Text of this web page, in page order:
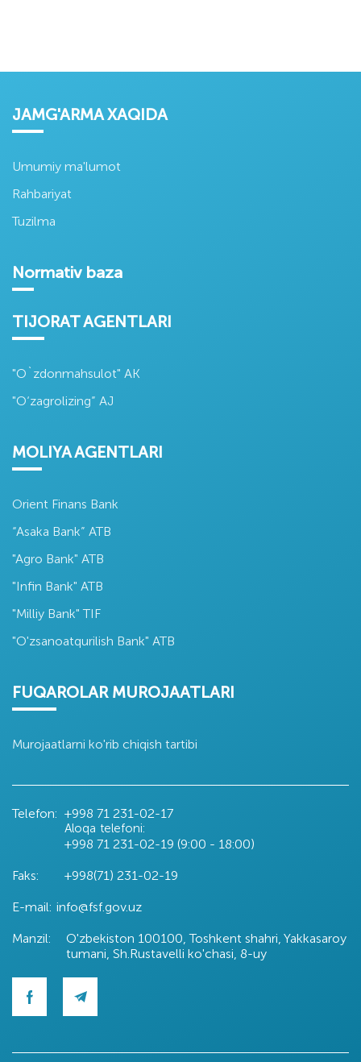
JAMG'ARMA XAQIDA
Umumiy ma'lumot
Rahbariyat
Tuzilma
Normativ baza
TIJORAT AGENTLARI
"O`zdonmahsulot" AK
"O‘zagrolizing” AJ
MOLIYA AGENTLARI
Orient Finans Bank
“Asaka Bank” ATB
"Agro Bank" ATB
"Infin Bank" ATB
"Milliy Bank" TIF
"O'zsanoatqurilish Bank" ATB
FUQAROLAR MUROJAATLARI
Murojaatlarni ko'rib chiqish tartibi
Telefon: +998 71 231-02-17
Aloqa telefoni:
+998 71 231-02-19 (9:00 - 18:00)
Faks: +998(71) 231-02-19
E-mail: info@fsf.gov.uz
Manzil:
O'zbekiston 100100, Toshkent shahri, Yakkasaroy
tumani, Sh.Rustavelli ko'chasi, 8-uy